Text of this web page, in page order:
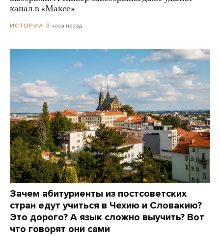
канал в «Максе»
ИСТОРИИ 3 часа назад
Зачем абитуриенты из постсоветских
стран едут учиться в Чехию и Словакию?
Это дорого? А язык сложно выучить? Вот
что говорят они сами